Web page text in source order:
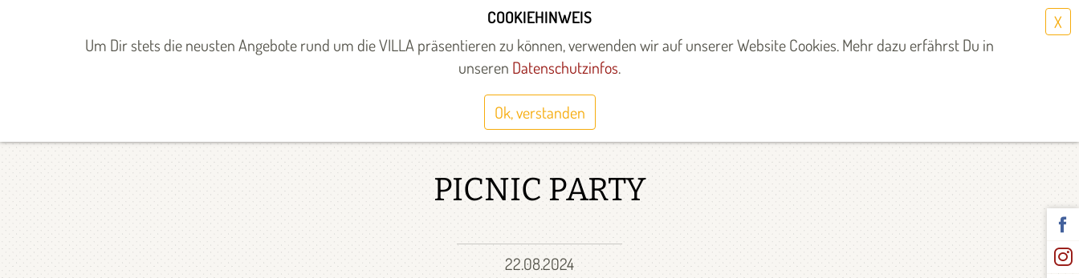
COOKIEHINWEIS
Um Dir stets die neusten Angebote rund um die VILLA präsentieren zu können, verwenden wir auf unserer Website Cookies. Mehr dazu erfährst Du in
unseren Datenschutzinfos.
Ok, verstanden
X
ANGEBOTE MITGESTALTEN UNTERSTÜTZEN ÜBER UNS WEITERE STANDORTE Select Language▼
PICNIC PARTY
22.08.2024